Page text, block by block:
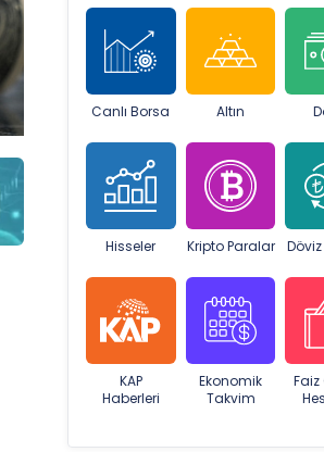
Canlı Borsa Altın
Hisseler Kripto Paralar
KAP
Haberleri
Ekonomik
Takvim
Faiz